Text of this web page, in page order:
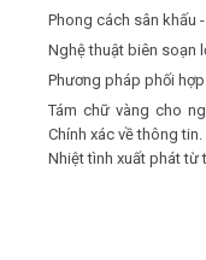
Phong cách sân khấu
Nghệ thuật biên soạn
Phương pháp phối hợp
Tám chữ vàng cho
Chính xác về thông
Nhiệt tình xuất phát từ